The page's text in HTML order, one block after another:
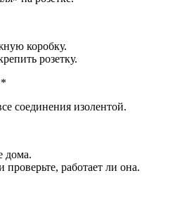
коробку.
розетку.
соединения изолентой.
дома.
проверьте, работает ли она.